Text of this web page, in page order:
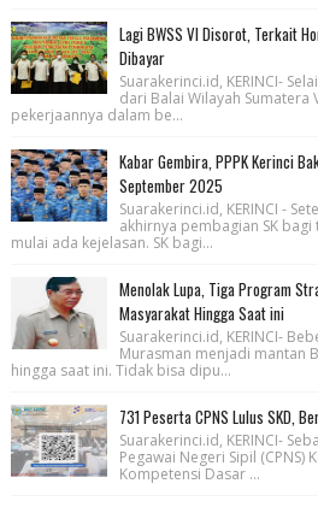
Lagi BWSS VI Disorot, Terkait
Dibayar
Suarakerinci.id, KERINCI-
dari Balai Wilayah Sumatera
pekerjaannya dalam be...
Kabar Gembira, PPPK Kerinci
September 2025
Suarakerinci.id, KERINCI -
akhirnya pembagian SK bagi
mulai ada kejelasan. SK bagi...
Menolak Lupa, Tiga Program
Masyarakat Hingga Saat ini
Suarakerinci.id, KERINCI-
Murasman menjadi mantan
hingga saat ini. Tidak bisa dipu...
731 Peserta CPNS Lulus SKD,
Suarakerinci.id, KERINCI-
Pegawai Negeri Sipil (CPNS)
Kompetensi Dasar ...